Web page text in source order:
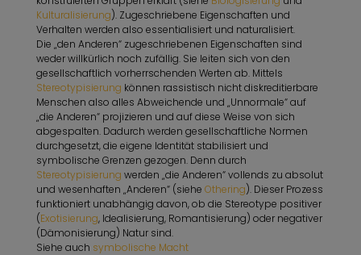
Kulturalisierung). Zugeschriebene Eigenschaften und
Verhalten werden also essentialisiert und naturalisiert.
Die „den Anderen“ zugeschriebenen Eigenschaften sind
weder willkürlich noch zufällig. Sie leiten sich von den
gesellschaftlich vorherrschenden Werten ab. Mittels
Stereotypisierung können rassistisch nicht diskreditierbare
Menschen also alles Abweichende und „Unnormale“ auf
„die Anderen“ projizieren und auf diese Weise von sich
abgespalten. Dadurch werden gesellschaftliche Normen
durchgesetzt, die eigene Identität stabilisiert und
symbolische Grenzen gezogen. Denn durch
Stereotypisierung werden „die Anderen“ vollends zu absolut
und wesenhaften „Anderen“ (siehe Othering). Dieser Prozess
funktioniert unabhängig davon, ob die Stereotype positiver
(Exotisierung, Idealisierung, Romantisierung) oder negativer
(Dämonisierung) Natur sind.
Siehe auch symbolische Macht